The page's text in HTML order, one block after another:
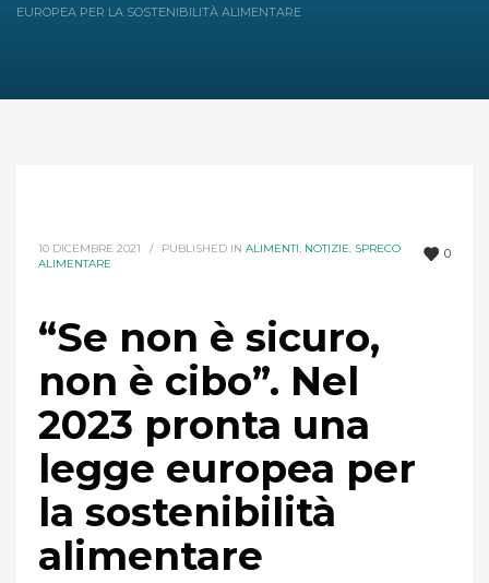
EUROPEA PER LA SOSTENIBILITÀ ALIMENTARE
0
10 DICEMBRE 2021 / PUBLISHED IN ALIMENTI, NOTIZIE, SPRECO
ALIMENTARE
“Se non è sicuro,
non è cibo”. Nel
2023 pronta una
legge europea per
la sostenibilità
alimentare